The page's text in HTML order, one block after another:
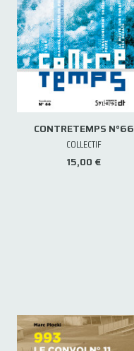
CONTRETEMPS N°66
COLLECTIF
15,00 €